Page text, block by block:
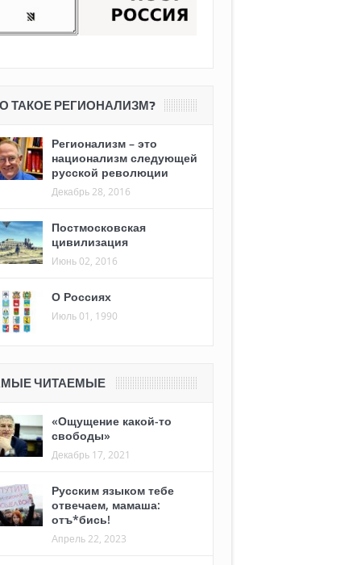
ТАКОЕ РЕГИОНАЛИЗМ?
Регионализм – это
национализм следующей
русской революции
Декабрь 28, 2016
Постмосковская
цивилизация
Июнь 02, 2016
О Россиях
Июль 01, 1990
ЧИТАЕМЫЕ
«Ощущение какой-то
свободы»
Декабрь 17, 2021
Русским языком тебе
отвечаем, мамаша:
отъ*бись!
Апрель 22, 2023